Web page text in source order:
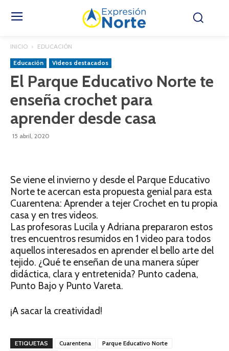
INICIO EDUCACIÓN
Educación Videos destacados
El Parque Educativo Norte te
enseña crochet para
aprender desde casa
15 abril, 2020
Se viene el invierno y desde el Parque Educativo
Norte te acercan esta propuesta genial para esta
Cuarentena: Aprender a tejer Crochet en tu propia
casa y en tres videos.
Las profesoras Lucila y Adriana prepararon estos
tres encuentros resumidos en 1 video para todos
aquellos interesados en aprender el bello arte del
tejido. ¿Qué te enseñan de una manera súper
didáctica, clara y entretenida? Punto cadena,
Punto Bajo y Punto Vareta.
¡A sacar la creatividad!
ETIQUETAS Cuarentena
Parque Educativo Norte